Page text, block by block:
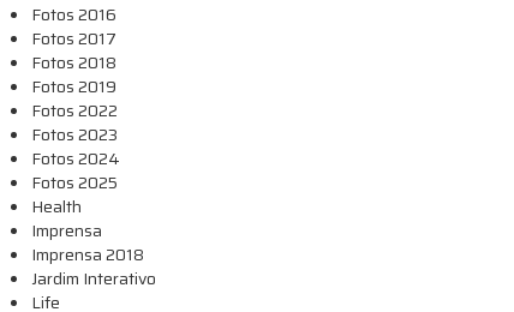
Fotos 2016
Fotos 2017
Fotos 2018
Fotos 2019
Fotos 2022
Fotos 2023
Fotos 2024
Fotos 2025
Health
Imprensa
Imprensa 2018
Jardim Interativo
Life